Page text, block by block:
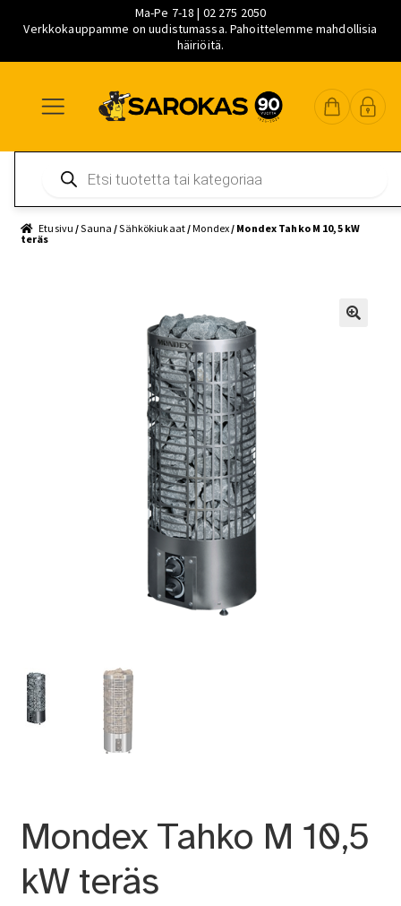
Ma-Pe 7-18 | 02 275 2050
Verkkokauppamme on uudistumassa. Pahoittelemme mahdollisia
häiriöitä.
navigointiin
sisältöön
pääsisältöön
search
Etusivu /Sauna /Sähkökiukaat/Mondex / Mondex Tahko M 10,5 kW
teräs
Mondex Tahko M 10,5
kW teräs